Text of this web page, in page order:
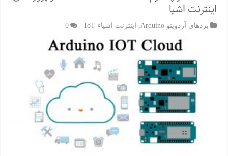
اینترنت اشیا
بردهای آردوینو Arduino اینترنت اشیاء IoT 0